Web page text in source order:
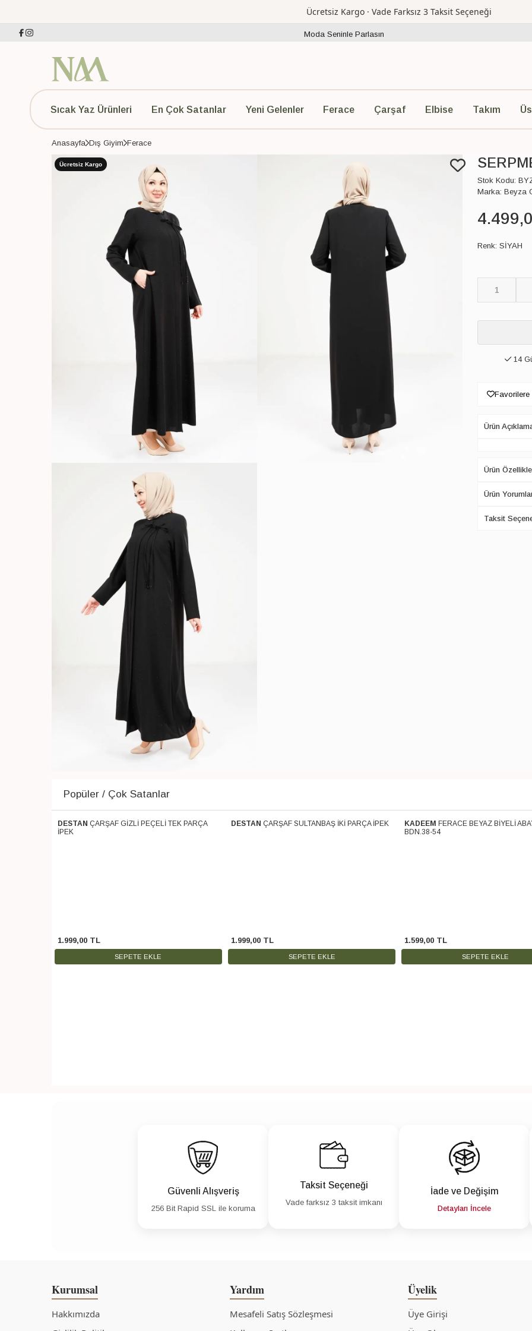
Ücretsiz Kargo · Vade Farksız 3 Taksit Seçeneği
Moda Seninle Parlasın
Sıcak Yaz Ürünleri En Çok Satanlar Yeni Gelenler Ferace Çarşaf Elbise Takım
Anasayfa Dış Giyim Ferace
Ücretsiz Kargo
Stok Kodu:
Marka: Beyza
4.499,
Renk: SİYAH
1
14
Favorilere
Ürün
Ürün
Ürün
Taksit
Popüler / Çok Satanlar
Ücretsiz Kargo
DESTAN ÇARŞAF GİZLİ PEÇELİ TEK PARÇA
İPEK
1.999,00 TL
SEPETE EKLE
Ücretsiz Kargo
DESTAN ÇARŞAF SULTANBAŞ İKİ PARÇA İPEK
1.999,00 TL
SEPETE EKLE
Ücretsiz Kargo
KADEEM FERACE BEYAZ BİYELİ
BDN.38-54
1.599,00 TL
SEPETE EKLE
Güvenli Alışveriş
256 Bit Rapid SSL ile koruma
Taksit Seçeneği
Vade farksız 3 taksit imkanı
İade ve Değişim
Detayları İncele
Kurumsal
Hakkımızda
Yardım
Mesafeli Satış Sözleşmesi
Üyelik
Üye Girişi